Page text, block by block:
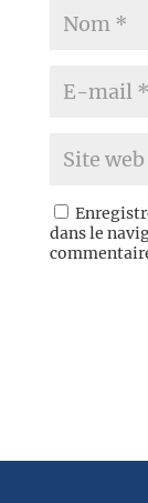
dans le